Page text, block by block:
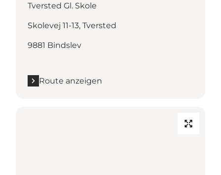
Tversted Gl. Skole
Skolevej 11-13, Tversted
9881 Bindslev
Route anzeigen